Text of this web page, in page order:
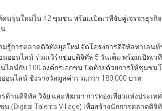
นรุ่นใหม่ใน 42 ชุมชน พร้อมเปิดเวทีจับคู่เจรจาธุรกิ
น
รู้การตลาดดิจิทัลยุคใหม่ จัดโครงการดิจิทัลทาเลน
ออนไลน์ ร่วมเวิร์กชอปดิจิทัล 5 วันเต็ม พร้อมเปิดเวที
ไลน์กับ 100 องค์กรเอกชน ปิดท้ายด้วยการให้ชุมช
อนไลน์ ชิงรางวัลมูลค่ารวมกว่า 180,000 บาท
ด้านดิจิทัล วิจัย และพัฒนา การท่องเที่ยวแห่งประเทศ
(Digital Talents Village) เพื่อสร้างนักการตลาดดิ